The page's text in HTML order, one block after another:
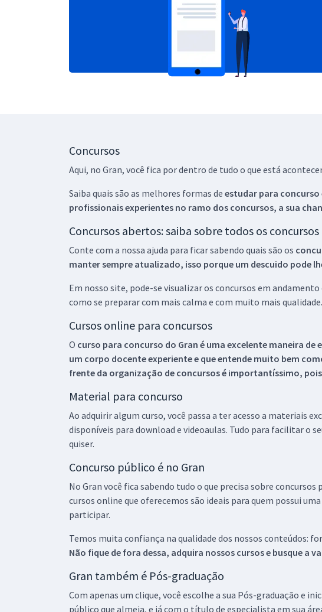
Concursos
Aqui, no Gran, você fica por dentro de tudo o que está
Saiba quais são as melhores formas de estudar para concurso
profissionais experientes no ramo dos concursos, a sua
Concursos abertos: saiba sobre todos os
Conte com a nossa ajuda para ficar sabendo quais são os
manter sempre atualizado, isso porque um descuido pode
Em nosso site, pode-se visualizar os concursos em
como se preparar com mais calma e com muito mais qualidade.
Cursos online para concursos
O curso para concurso do Gran é uma excelente maneira
um corpo docente experiente e que entende muito bem
frente da organização de concursos é importantíssimo,
Material para concurso
Ao adquirir algum curso, você passa a ter acesso a materiais
disponíveis para download e videoaulas. Tudo para facilitar o
quiser.
Concurso público é no Gran
No Gran você fica sabendo tudo o que precisa sobre
cursos online que oferecemos são ideais para quem possui
participar.
Temos muita confiança na qualidade dos nossos conteúdos:
Não fique de fora dessa, adquira nossos cursos e busque a
Gran também é Pós-graduação
Com apenas um clique, você escolhe a sua Pós-graduação e
público que almeja, e já com o título de especialista em sua